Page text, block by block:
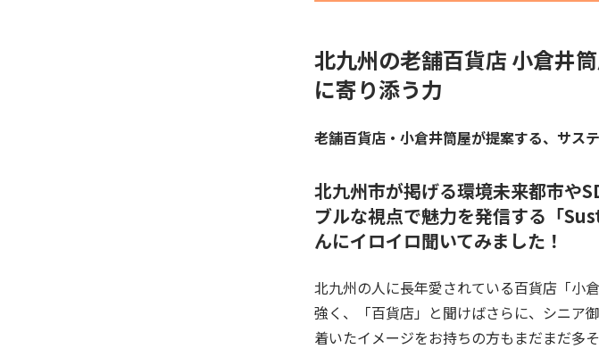
北九州の老舗百貨店 小倉井
に寄り添う力
老舗百貨店・小倉井筒屋が提案する、サス
北九州市が掲げる環境未来都市や
ブルな視点で魅力を発信する「
んにイロイロ聞いてみました！
北九州の人に長年愛されている百貨店「小
強く、「百貨店」と聞けばさらに、シニア
着いたイメージをお持ちの方もまだまだ多